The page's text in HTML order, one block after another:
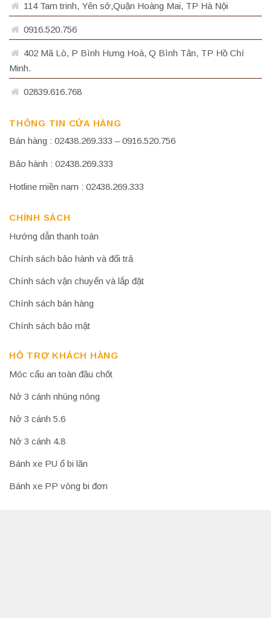
114 Tam trinh, Yên sở,Quận Hoàng Mai, TP Hà Nội
0916.520.756
402 Mã Lò, P Bình Hưng Hoà, Q Bình Tân, TP Hồ Chí
Minh.
02839.616.768
THÔNG TIN CỬA HÀNG
Bán hàng : 02438.269.333 – 0916.520.756
Bảo hành : 02438.269.333
Hotline miền nam : 02438.269.333
CHÍNH SÁCH
Hướng dẫn thanh toán
Chính sách bảo hành và đổi trả
Chính sách vận chuyển và lắp đặt
Chính sách bán hàng
Chính sách bảo mật
HỖ TRỢ KHÁCH HÀNG
Móc cẩu an toàn đầu chốt
Nở 3 cánh nhúng nóng
Nở 3 cánh 5.6
Nở 3 cánh 4.8
Bánh xe PU ổ bi lăn
Bánh xe PP vòng bi đơn